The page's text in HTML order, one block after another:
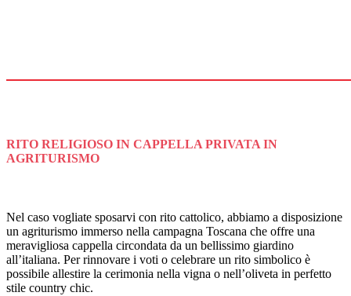
RITO RELIGIOSO IN CAPPELLA PRIVATA IN
AGRITURISMO
Nel caso vogliate sposarvi con rito cattolico, abbiamo a disposizione
un agriturismo immerso nella campagna Toscana che offre una
meravigliosa cappella circondata da un bellissimo giardino
all’italiana. Per rinnovare i voti o celebrare un rito simbolico è
possibile allestire la cerimonia nella vigna o nell’oliveta in perfetto
stile country chic.